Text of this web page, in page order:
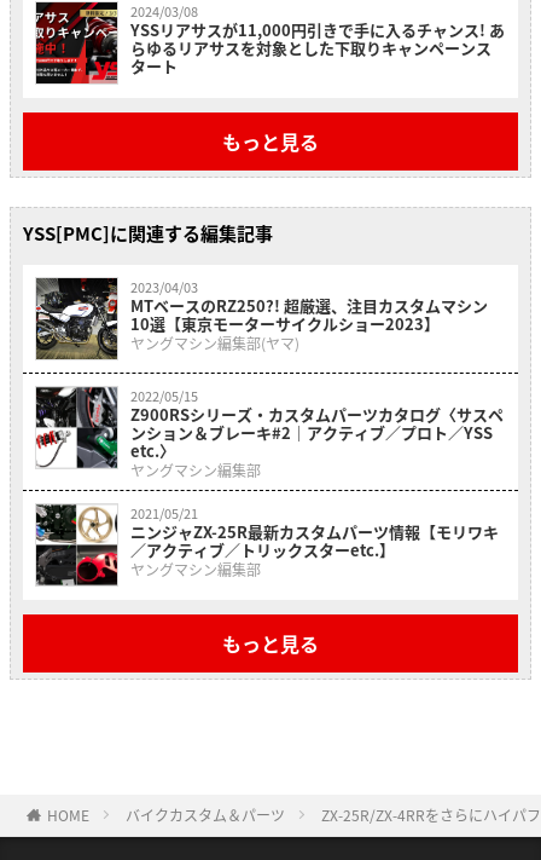
2024/03/08
YSSリアサスが11,000円引きで手に入るチャンス! あ
らゆるリアサスを対象とした下取りキャンペーンス
タート
もっと見る
YSS[PMC]に関連する編集記事
2023/04/03
MTベースのRZ250?! 超厳選、注目カスタムマシン
10選【東京モーターサイクルショー2023】
ヤングマシン編集部(ヤマ)
2022/05/15
Z900RSシリーズ・カスタムパーツカタログ〈サスペ
ンション＆ブレーキ#2｜アクティブ／プロト／YSS
etc.〉
ヤングマシン編集部
2021/05/21
ニンジャZX-25R最新カスタムパーツ情報【モリワキ
／アクティブ／トリックスターetc.】
ヤングマシン編集部
もっと見る
HOME バイクカスタム＆パーツ ZX-25R/ZX-4RRをさらにハイパ